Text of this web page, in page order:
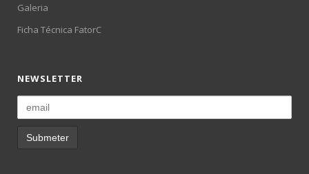
Galeria
Ficha Técnica FatorC
NEWSLETTER